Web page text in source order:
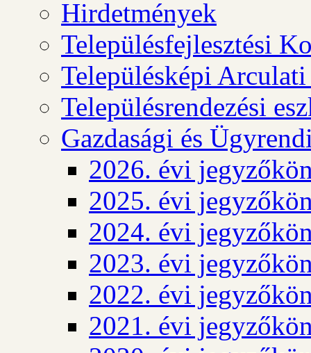
Hirdetmények
Településfejlesztési
Településképi
Településrendezési
Gazdasági és
2026. évi
2025. évi
2024. évi
2023. évi
2022. évi
2021. évi